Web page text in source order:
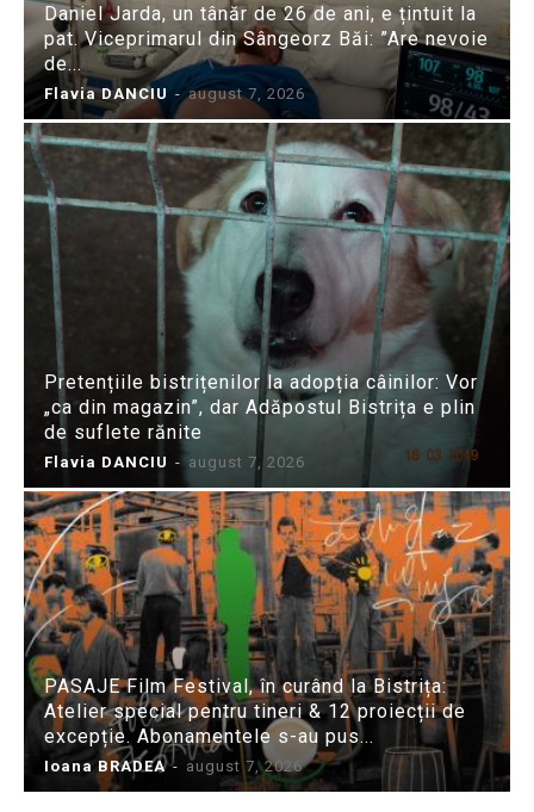
Daniel Jarda, un tânăr de 26 de ani, e țintuit la
pat. Viceprimarul din Sângeorz Băi: ”Are nevoie
de...
Flavia DANCIU - august 7, 2026
Pretențiile bistrițenilor la adopția câinilor: Vor
„ca din magazin”, dar Adăpostul Bistrița e plin
de suflete rănite
Flavia DANCIU - august 7, 2026
PASAJE Film Festival, în curând la Bistrița:
Atelier special pentru tineri & 12 proiecții de
excepție. Abonamentele s-au pus...
Ioana BRADEA - august 7, 2026